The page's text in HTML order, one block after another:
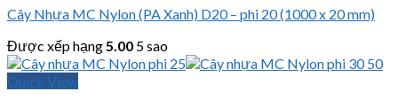
Cây Nhựa MC Nylon (PA Xanh) D20 – phi 20 (1000 x 20 mm)
Được xếp hạng5.00 5 sao
Quick View